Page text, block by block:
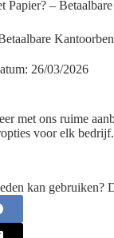
Papier? –
26/03/2026
met ons ruime
voor elk bedrijf.
kan gebruiken?